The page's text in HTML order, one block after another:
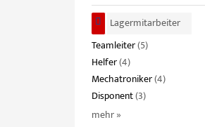
Lagermitarbeiter
Teamleiter(5)
Helfer(4)
Mechatroniker(4)
Disponent(3)
mehr »